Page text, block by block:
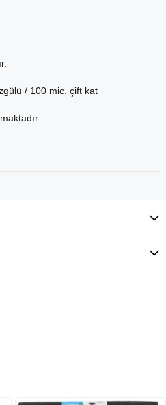
/ 100 mic. çift kat